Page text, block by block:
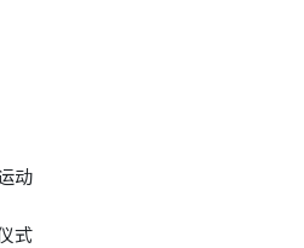
动
式